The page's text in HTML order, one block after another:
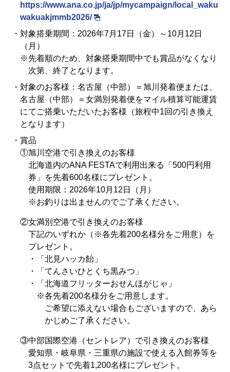
https://www.ana.co.jp/ja/jp/mycampaign/local_waku
wakuakjmmb2026/
・対象搭乗期間：2026年7月17日（金）～10月12日
（月）
※先着順のため、対象搭乗期間中でも賞品がなくなり
次第、終了となります。
・対象のお客様：名古屋（中部）＝旭川発着便または、
名古屋（中部）＝女満別発着便をマイル積算可能運賃
にて ご搭乗いただいたお客様（旅程中1回の引き換え
となります）
・賞品
①旭川空港で引き換えのお客様
北海道内のANA FESTAで利用出来る「500円利用
券」を先着600名様にプレゼント。
使用期限：2026年10月12日（月）
※お釣りは出ませんのでご了承ください。
②女満別空港で引き換えのお客様
下記のいずれか（※各先着200名様分をご用意）を
プレゼント。
・「北見ハッカ飴」
・「てんさいひとくち黒みつ」
・「北海道フリッターおせんほがじゃ」
※各先着200名様分をご用意します。
ご希望に添えない場合もございますので、あら
かじめご了承ください。
③中部国際空港（セントレア）で引き換えのお客様
愛知県・岐阜県・三重県の施設で使える入館券等を
3点セットで先着1,200名様にプレゼント。